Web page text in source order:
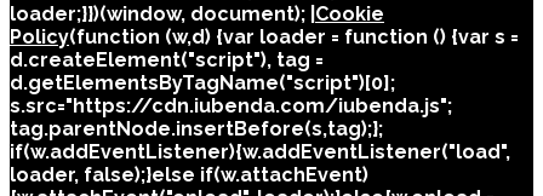
loader;}})(window, document); | Cookie
Policy(function (w,d) {var loader = function () {var s =
d.createElement("script"), tag =
d.getElementsByTagName("script")[0];
s.src="https://cdn.iubenda.com/iubenda.js";
tag.parentNode.insertBefore(s,tag);};
if(w.addEventListener){w.addEventListener("load",
loader, false);}else if(w.attachEvent)